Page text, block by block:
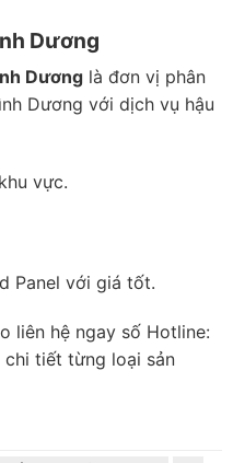
Dương
Dương là đơn vị phân
Dương với dịch vụ hậu
vực.
Panel với giá tốt.
liên hệ ngay số Hotline:
tiết từng loại sản